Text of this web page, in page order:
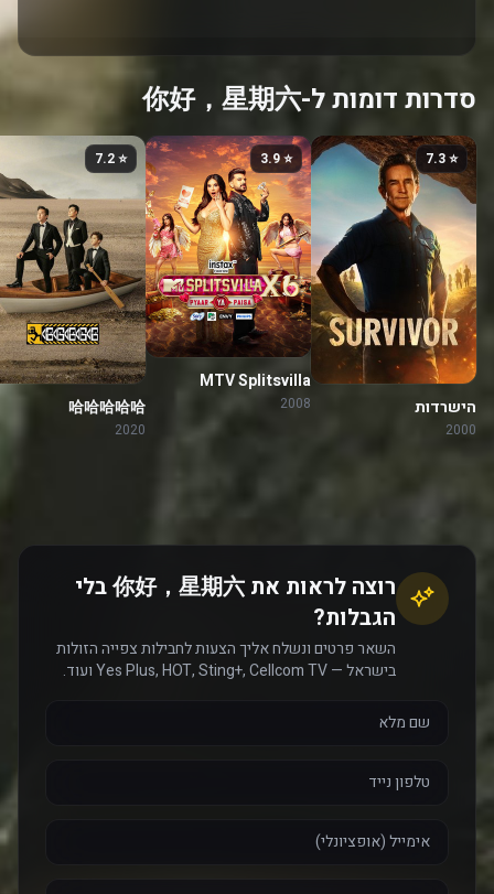
סדרות דומות ל-你好，星期六
⭐ 7.3
הישרדות
2000
⭐ 3.9
MTV Splitsvilla
2008
⭐ 7.2
哈哈哈哈哈
2020
רוצה לראות את 你好，星期六 בלי
הגבלות?
השאר פרטים ונשלח אליך הצעות לחבילות צפייה הזולות
בישראל — Yes Plus, HOT, Sting+, Cellcom TV ועוד.